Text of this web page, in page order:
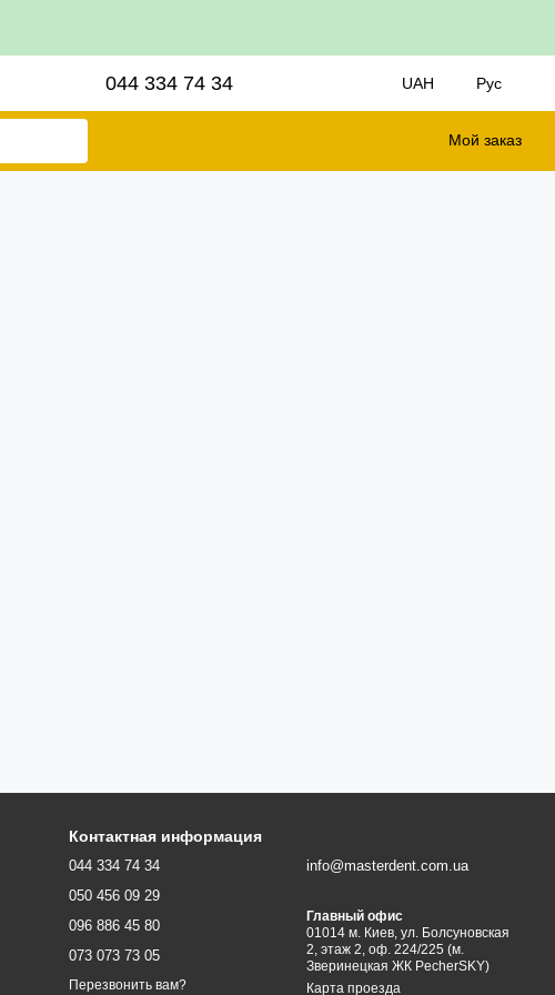
044 334 74 34 UAH Рус
Мой заказ
Контактная информация
044 334 74 34
050 456 09 29
096 886 45 80
073 073 73 05
Перезвонить вам?
info@masterdent.com.ua
Главный офис
01014 м. Киев, ул. Болсуновская
2, этаж 2, оф. 224/225 (м.
Зверинецкая ЖК PecherSKY)
Карта проезда